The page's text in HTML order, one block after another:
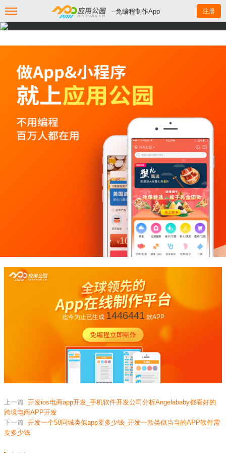
--免编程制作App 注册
迄今为止已生成 1446441款APP
上一篇 开发ios电商app开发_手机软件开发公司分析Angelababy都看好的
跨境电商APP开发
下一篇 开发一个58同城类似app要多少钱_开发一款类似当当的APP软件需
要多少钱